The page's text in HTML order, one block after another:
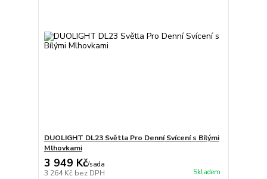
DUOLIGHT DL23 Světla Pro Denní Svícení s Bílými
Mlhovkami
3 949 Kč/sada
3 264 Kč bez DPH Skladem